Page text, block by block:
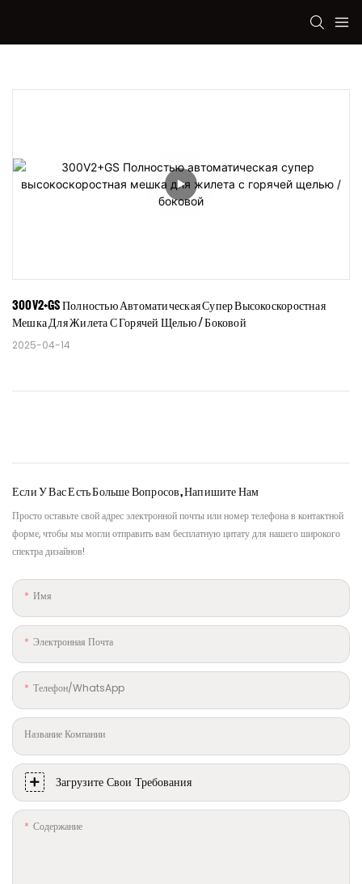
300V2+GS Полностью Автоматическая Супер Высокоскоростная
Мешка Для Жилета С Горячей Щелью / Боковой
2025-04-14
Если У Вас Есть Больше Вопросов, Напишите Нам
Просто оставьте свой адрес электронной почты или номер телефона в контактной
форме, чтобы мы могли отправить вам бесплатную цитату для нашего широкого
спектра дизайнов!
Имя
Электронная Почта
Телефон/WhatsApp
Название Компании
Загрузите Свои Требования
Содержание